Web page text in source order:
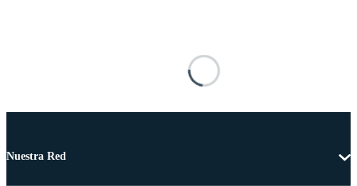
Nuestra Red